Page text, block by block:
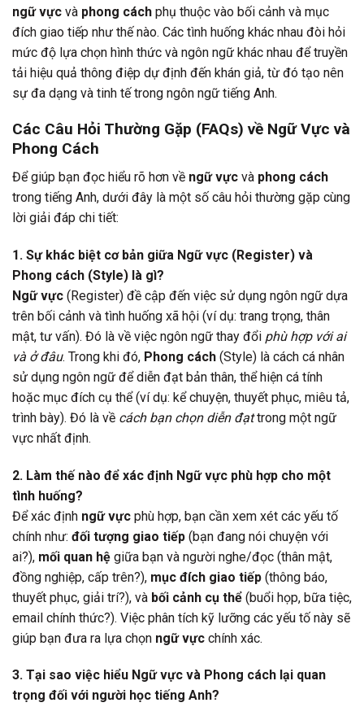
ngữ vực và phong cách phụ thuộc vào bối cảnh và mục
đích giao tiếp như thế nào. Các tình huống khác nhau đòi hỏi
mức độ lựa chọn hình thức và ngôn ngữ khác nhau để truyền
tải hiệu quả thông điệp dự định đến khán giả, từ đó tạo nên
sự đa dạng và tinh tế trong ngôn ngữ tiếng Anh.
Các Câu Hỏi Thường Gặp (FAQs) về Ngữ Vực và
Phong Cách
Để giúp bạn đọc hiểu rõ hơn về ngữ vực và phong cách
trong tiếng Anh, dưới đây là một số câu hỏi thường gặp cùng
lời giải đáp chi tiết:
1. Sự khác biệt cơ bản giữa Ngữ vực (Register) và
Phong cách (Style) là gì?
Ngữ vực (Register) đề cập đến việc sử dụng ngôn ngữ dựa
trên bối cảnh và tình huống xã hội (ví dụ: trang trọng, thân
mật, tư vấn). Đó là về việc ngôn ngữ thay đổi phù hợp với ai
và ở đâu. Trong khi đó, Phong cách (Style) là cách cá nhân
sử dụng ngôn ngữ để diễn đạt bản thân, thể hiện cá tính
hoặc mục đích cụ thể (ví dụ: kể chuyện, thuyết phục, miêu tả,
trình bày). Đó là về cách bạn chọn diễn đạttrong một ngữ
vực nhất định.
2. Làm thế nào để xác định Ngữ vực phù hợp cho một
tình huống?
Để xác định ngữ vực phù hợp, bạn cần xem xét các yếu tố
chính như: đối tượng giao tiếp (bạn đang nói chuyện với
ai?), mối quan hệ giữa bạn và người nghe/đọc (thân mật,
đồng nghiệp, cấp trên?), mục đích giao tiếp (thông báo,
thuyết phục, giải trí?), và bối cảnh cụ thể (buổi họp, bữa tiệc,
email chính thức?). Việc phân tích kỹ lưỡng các yếu tố này sẽ
giúp bạn đưa ra lựa chọn ngữ vực chính xác.
3. Tại sao việc hiểu Ngữ vực và Phong cách lại quan
trọng đối với người học tiếng Anh?